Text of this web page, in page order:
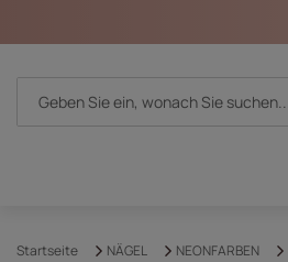
Startseite NÄGEL NEONFARBEN